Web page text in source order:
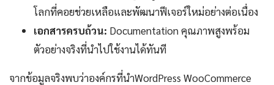
โลกที่คอยช่วยเหลือและพัฒนาฟีเจอร์ใหม่อย่างต่อเนื่อง
เอกสารครบถ้วน: Documentation คุณภาพสูงพร้อม
ตัวอย่างจริงที่นำไปใช้งานได้ทันที
จากข้อมูลจริงพบว่าองค์กรที่นำWordPress WooCommerce